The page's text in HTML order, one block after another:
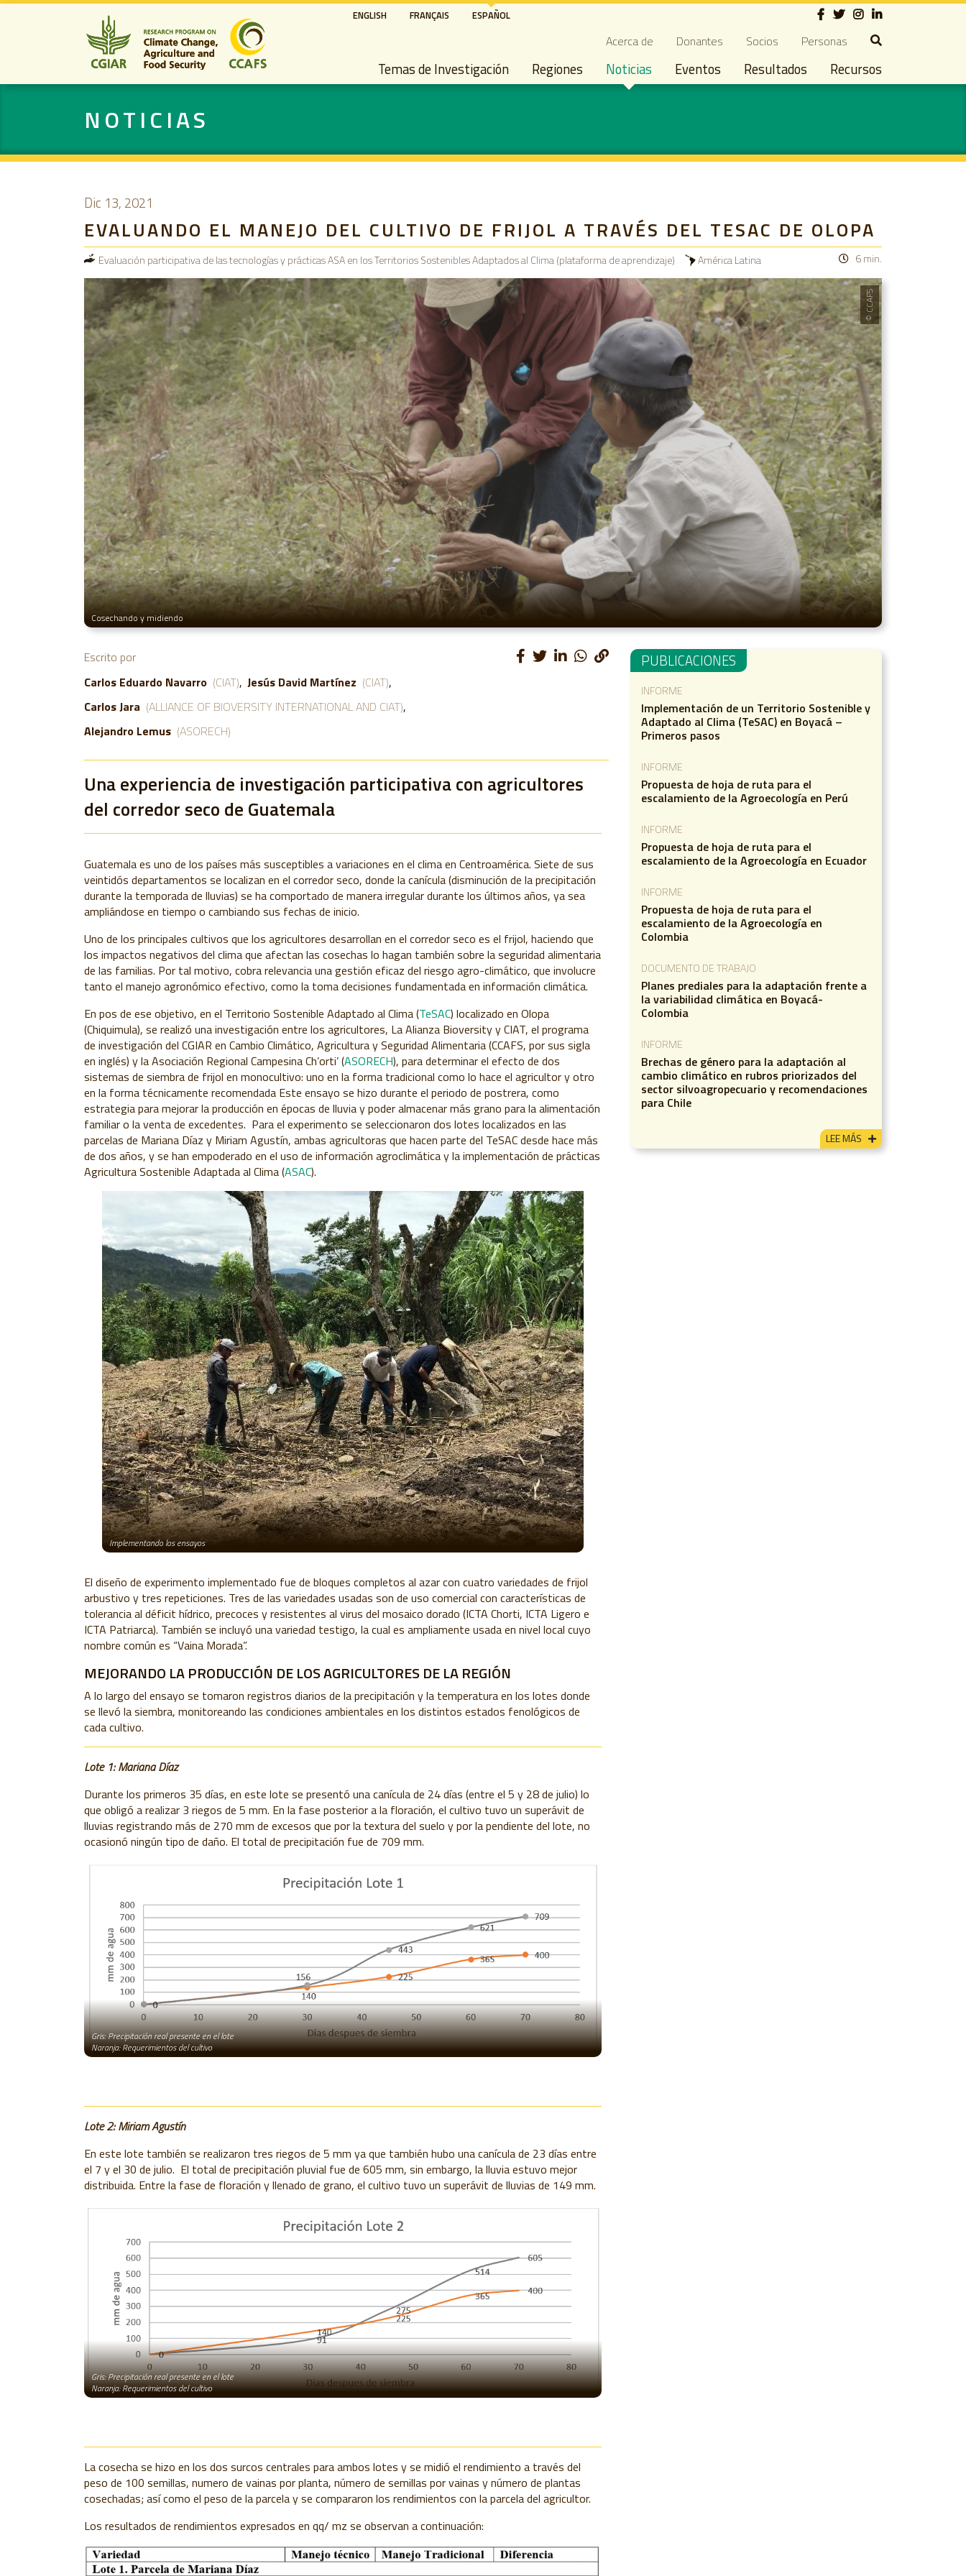
Pasar
principal
ENGLISH FRANÇAIS ESPAÑOL Social
Secondary navigation
Acerca de Donantes Socios Personas
Main navigation
Temas de Investigación Regiones Noticias Eventos Resultados Recursos
NOTICIAS
Dic 13, 2021
EVALUANDO EL MANEJO DEL CULTIVO DE FRIJOL A TRAVÉS DEL TESAC DE OLOPA
Evaluación participativa de las tecnologías y prácticas ASA en los Territorios Sostenibles Adaptados al Clima (plataforma de aprendizaje) América Latina 6 min.
© CCAFS
Cosechando y midiendo
Escrito por
Carlos Eduardo Navarro (CIAT) Jesús David Martínez (CIAT)
Carlos Jara (ALLIANCE OF BIOVERSITY INTERNATIONAL AND CIAT)
Alejandro Lemus (ASORECH)
Una experiencia de investigación participativa con agricultores
del corredor seco de Guatemala
Guatemala es uno de los países más susceptibles a variaciones en el clima en Centroamérica. Siete de sus
veintidós departamentos se localizan en el corredor seco, donde la canícula (disminución de la precipitación
durante la temporada de lluvias) se ha comportado de manera irregular durante los últimos años, ya sea
ampliándose en tiempo o cambiando sus fechas de inicio.
Uno de los principales cultivos que los agricultores desarrollan en el corredor seco es el frijol, haciendo que
los impactos negativos del clima que afectan las cosechas lo hagan también sobre la seguridad alimentaria
de las familias. Por tal motivo, cobra relevancia una gestión eficaz del riesgo agro-climático, que involucre
tanto el manejo agronómico efectivo, como la toma decisiones fundamentada en información climática.
En pos de ese objetivo, en el Territorio Sostenible Adaptado al Clima (TeSAC) localizado en Olopa
(Chiquimula), se realizó una investigación entre los agricultores, La Alianza Bioversity y CIAT, el programa
de investigación del CGIAR en Cambio Climático, Agricultura y Seguridad Alimentaria (CCAFS, por sus sigla
en inglés) y la Asociación Regional Campesina Ch’orti’ (ASORECH), para determinar el efecto de dos
sistemas de siembra de frijol en monocultivo: uno en la forma tradicional como lo hace el agricultor y otro
en la forma técnicamente recomendada Este ensayo se hizo durante el periodo de postrera, como
estrategia para mejorar la producción en épocas de lluvia y poder almacenar más grano para la alimentación
familiar o la venta de excedentes. Para el experimento se seleccionaron dos lotes localizados en las
parcelas de Mariana Díaz y Miriam Agustín, ambas agricultoras que hacen parte del TeSAC desde hace más
de dos años, y se han empoderado en el uso de información agroclimática y la implementación de prácticas
Agricultura Sostenible Adaptada al Clima (ASAC).
Implementando los ensayos
El diseño de experimento implementado fue de bloques completos al azar con cuatro variedades de frijol
arbustivo y tres repeticiones. Tres de las variedades usadas son de uso comercial con características de
tolerancia al déficit hídrico, precoces y resistentes al virus del mosaico dorado (ICTA Chorti, ICTA Ligero e
ICTA Patriarca). También se incluyó una variedad testigo, la cual es ampliamente usada en nivel local cuyo
nombre común es “Vaina Morada”.
MEJORANDO LA PRODUCCIÓN DE LOS AGRICULTORES DE LA REGIÓN
A lo largo del ensayo se tomaron registros diarios de la precipitación y la temperatura en los lotes donde
se llevó la siembra, monitoreando las condiciones ambientales en los distintos estados fenológicos de
cada cultivo.
Lote 1: Mariana Díaz
Durante los primeros 35 días, en este lote se presentó una canícula de 24 días (entre el 5 y 28 de julio) lo
que obligó a realizar 3 riegos de 5 mm. En la fase posterior a la floración, el cultivo tuvo un superávit de
lluvias registrando más de 270 mm de excesos que por la textura del suelo ypor lapendiente del lote, no
ocasionó ningún tipo de daño. El total de precipitación fue de 709 mm.
Gris: Precipitación real presente en el lote
Naranja: Requerimientos del cultivo
Lote 2: Miriam Agustín
En este lote también se realizaron tres riegos de 5 mm ya que también hubo una canícula de 23 días entre
el 7 y el 30 de julio. El total de precipitación pluvial fue de 605 mm, sin embargo, la lluvia estuvo mejor
distribuida. Entre la fase de floración y llenado de grano, el cultivo tuvo un superávit de lluvias de 149 mm.
Gris: Precipitación real presente en el lote
Naranja: Requerimientos del cultivo
La cosecha se hizo en los dos surcos centrales para ambos lotes y se midió el rendimiento a través del
peso de 100 semillas, numero de vainas porplanta, número de semillas por vainas y número de plantas
cosechadas; así como el peso de la parcela y se compararon los rendimientos con laparcela del agricultor.
Los resultados de rendimientos expresados en qq/ mz se observan a continuación:
PUBLICACIONES
INFORME
Implementación de un Territorio Sostenible y
Adaptado al Clima (TeSAC) en Boyacá –
Primeros pasos
INFORME
Propuesta de hoja de ruta para el
escalamiento de la Agroecología en Perú
INFORME
Propuesta de hoja de ruta para el
escalamiento de la Agroecología en Ecuador
INFORME
Propuesta de hoja de ruta para el
escalamiento de la Agroecología en
Colombia
DOCUMENTO DE TRABAJO
Planes prediales para la adaptación frente a
la variabilidad climática en Boyacá-
Colombia
INFORME
Brechas de género para la adaptación al
cambio climático en rubros priorizados del
sector silvoagropecuario y recomendaciones
para Chile
LEE MÁS